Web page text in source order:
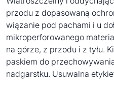
przodu z dopasowaną
wiązanie pod pachami i u
mikroperforowanego
na górze, z przodu i z tyłu.
paskiem do
nadgarstku. Usuwalna